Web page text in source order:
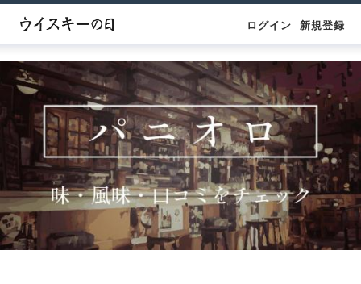
ログイン 新規登録